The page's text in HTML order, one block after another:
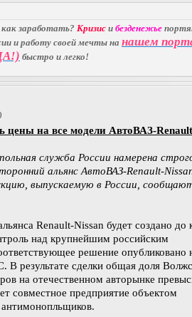
заработать? Кризис и безденежье
и работу своей мечты на нашем
быстро и легко!
цены на все модели АвтоВАЗ-
служба России намерена
альянс АвтоВАЗ-Renault-
выпускаемую в России,
Renault-Nissan будет создано до
над крупнейшим российским
решение опубликовано
результате сделки общая доля
на отечественном авторынке
совместное предприятие объектом